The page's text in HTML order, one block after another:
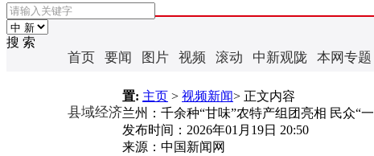
搜 索
首页 要闻 图片 视频 滚动 中新观陇 本网专题
县域经济
置: 主页 > 视频新闻> 正文内容
兰州：千余种“甘味”农特产组团亮相 民众“
发布时间： 2026年01月19日 20:50
来源： 中国新闻网